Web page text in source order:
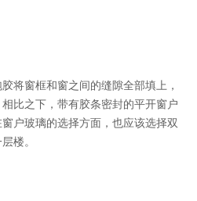
将窗框和窗之间的缝隙全部填上，
比之下，带有胶条密封的平开窗户
户玻璃的选择方面，也应该选择双
楼。